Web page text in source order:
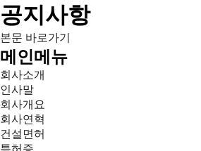
공지사항
본문 바로가기
메인메뉴
회사소개
인사말
회사개요
회사연혁
건설면허
특허증